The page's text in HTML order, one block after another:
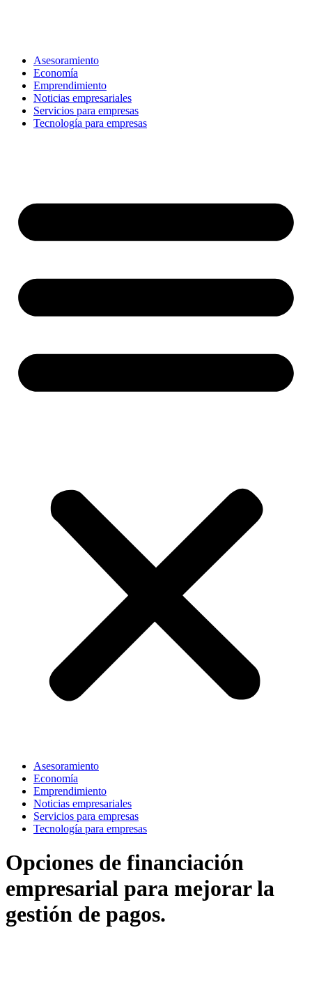
Asesoramiento
Economía
Emprendimiento
Noticias empresariales
Servicios para empresas
Tecnología para empresas
Asesoramiento
Economía
Emprendimiento
Noticias empresariales
Servicios para empresas
Tecnología para empresas
Opciones de financiación
empresarial para mejorar la
gestión de pagos.